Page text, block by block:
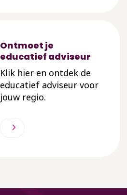
Ontmoet je
educatief adviseur
Klik hier en ontdek de
educatief adviseur voor
jouw regio.